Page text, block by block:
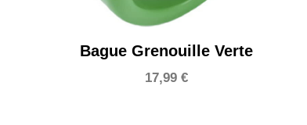
Bague Grenouille Verte
17,99€